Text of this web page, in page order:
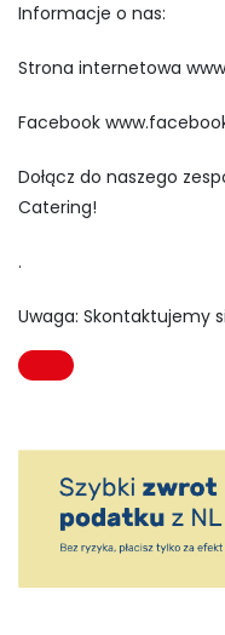
Informacje o nas:
Strona internetowa
Facebook
Dołącz do naszego
Catering!
.
Uwaga: Skontaktujemy